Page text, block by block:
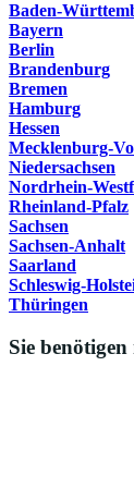
Baden-
Bayern
Berlin
Brandenburg
Bremen
Hamburg
Hessen
Mecklenburg-
Niedersachsen
Nordrhein-
Rheinland-Pfalz
Sachsen
Sachsen-Anhalt
Saarland
Schleswig-
Thüringen
Sie